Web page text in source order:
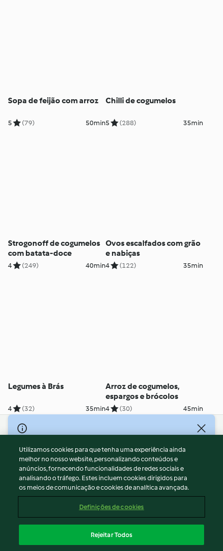
Sopa de feijão com arroz
5 (79) 50min
Chilli de cogumelos
5 (288) 35min
Strogonoff de cogumelos
com batata-doce
4 (249) 40min
Ovos escalfados com grão
e nabiças
4 (122) 35min
Legumes à Brás
4 (32) 35min
Arroz de cogumelos,
espargos e brócolos
4 (30) 45min
© Copyright 2026
Termos de Utilização
Aviso sobre Proteção de Dados
Aviso
Apoio legal
Conteúdo do relatório
Declaração de acessibilidade
Utilizamos cookies para que tenha uma experiência ainda
melhor no nosso website, personalizando conteúdos e
anúncios, fornecendo funcionalidades de redes sociais e
analisando o tráfego. Estes incluem cookies dirigidos para
os meios de comunicação e cookies de analítica avançada.
Definições de cookies
Rejeitar Todos